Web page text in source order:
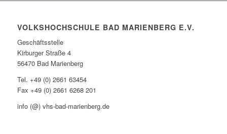
VOLKSHOCHSCHULE BAD MARIENBERG E.V.
Geschäftsstelle
Kirburger Straße 4
56470 Bad Marienberg
Tel. +49 (0) 2661 63454
Fax +49 (0) 2661 6268 201
info (@) vhs-bad-marienberg.de